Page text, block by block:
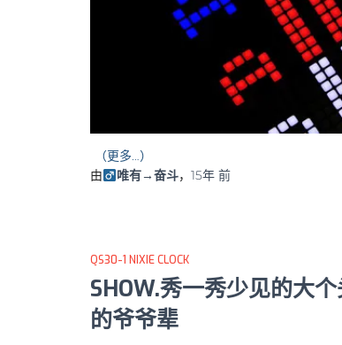
（更多…）
由
唯有→奋斗， 15年前
QS30-1 NIXIE CLOCK
SHOW.秀一秀少见的大
的爷爷辈